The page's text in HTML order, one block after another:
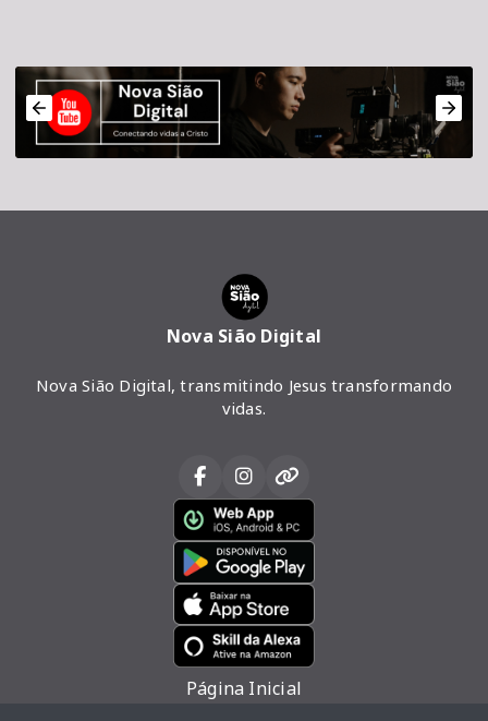
Nova Sião Digital
Nova Sião Digital, transmitindo Jesus transformando
vidas.
Página Inicial